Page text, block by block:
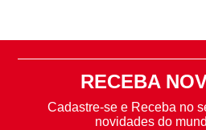
RECEBA
Cadastre-se e Receba no
novidades do